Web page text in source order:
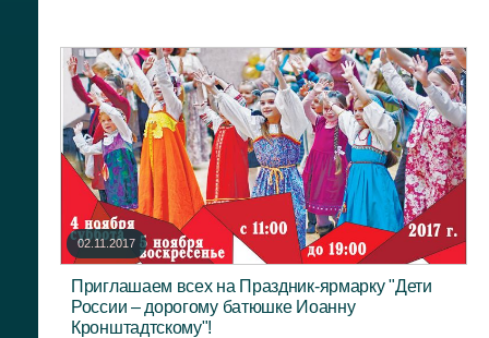
02.11.2017
Приглашаем всех на Праздник-ярмарку "Дети
России – дорогому батюшке Иоанну
Кронштадтскому"!